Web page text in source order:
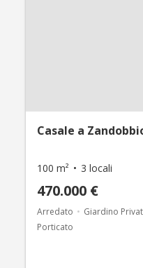
Casale a
100 m² 3 locali
470.000 €
Arredato Giardino
Porticato